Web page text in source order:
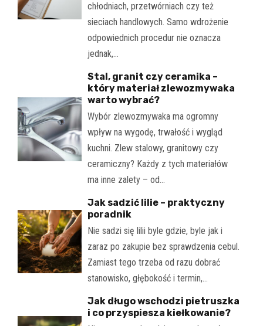
chłodniach, przetwórniach czy też
sieciach handlowych. Samo wdrożenie
odpowiednich procedur nie oznacza
jednak,…
Stal, granit czy ceramika –
który materiał zlewozmywaka
warto wybrać?
Wybór zlewozmywaka ma ogromny
wpływ na wygodę, trwałość i wygląd
kuchni. Zlew stalowy, granitowy czy
ceramiczny? Każdy z tych materiałów
ma inne zalety – od…
Jak sadzić lilie – praktyczny
poradnik
Nie sadzi się lilii byle gdzie, byle jak i
zaraz po zakupie bez sprawdzenia cebul.
Zamiast tego trzeba od razu dobrać
stanowisko, głębokość i termin,…
Jak długo wschodzi pietruszka
i co przyspiesza kiełkowanie?